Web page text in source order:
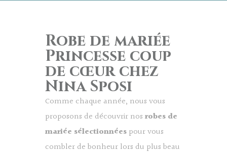
Robe de mariée
Princesse coup
de cœur chez
Nina Sposi
Comme chaque année, nous vous
proposons de découvrir nos robes de
mariée sélectionnées pour vous
combler de bonheur lors du plus beau